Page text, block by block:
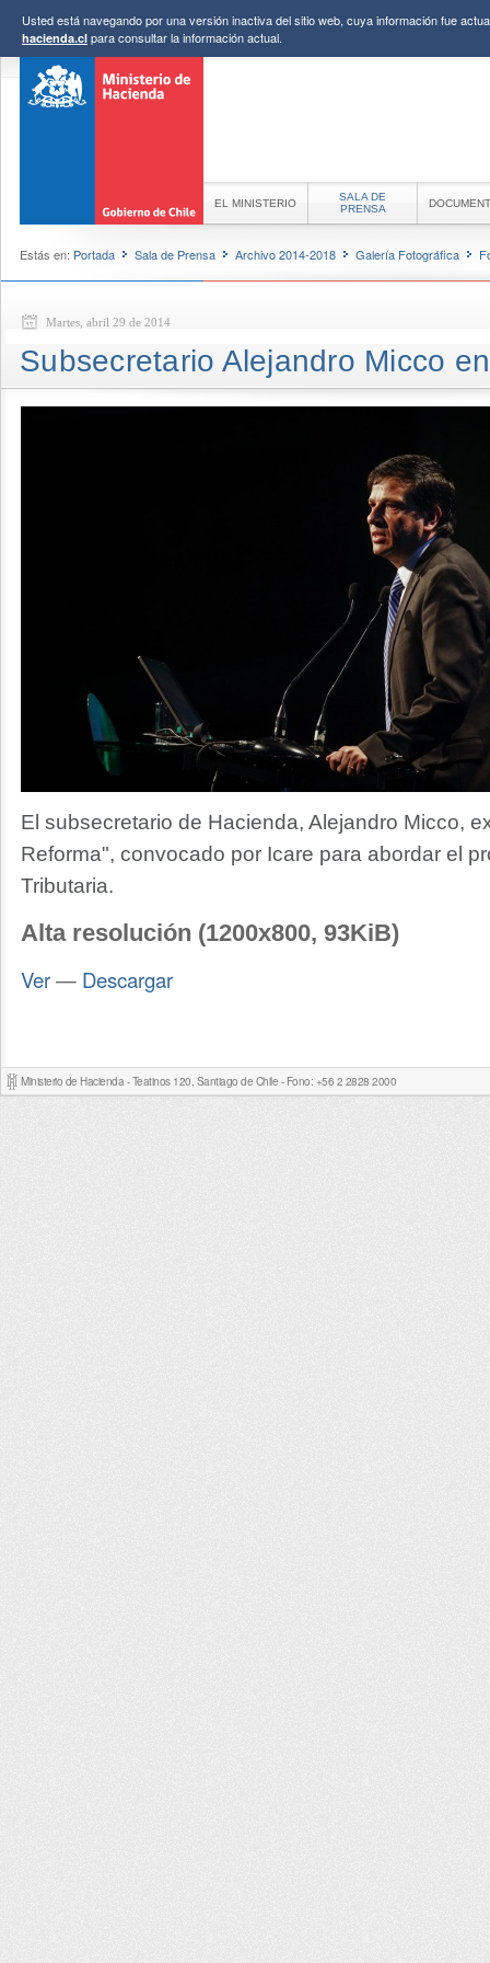
Usted está navegando por una versión inactiva del sitio web, cuya información fue
hacienda.cl para consultar la información actual.
EL MINISTERIO
SALA DE
PRENSA
Estás en: Portada Sala de Prensa Archivo 2014-2018 Galería Fotográfica
Martes, abril 29 de 2014
Subsecretario Alejandro Micco
El subsecretario de Hacienda, Alejandro Micco,
Reforma", convocado por Icare para abordar el
Tributaria.
Alta resolución (1200x800, 93KiB)
Ver— Descargar
Ministerio de Hacienda - Teatinos 120, Santiago de Chile - Fono: +56 2 2828 2000